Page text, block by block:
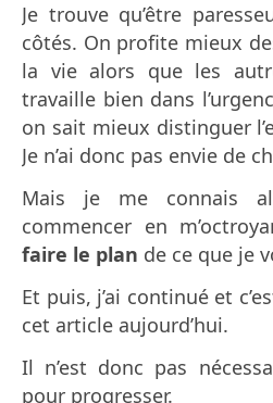
Je trouve qu’être
côtés. On profite mieux
la vie alors que les
travaille bien dans
on sait mieux distinguer
Je n’ai donc pas envie de
Mais je me connais
commencer en
faire le plan de ce que je
Et puis, j’ai continué et
cet article aujourd’hui.
Il n’est donc pas
pour progresser.